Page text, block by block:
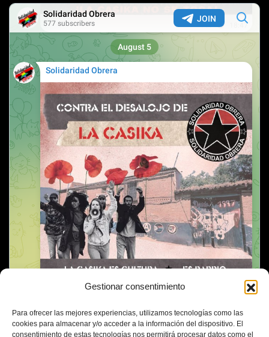
Gestionar consentimiento
Para ofrecer las mejores experiencias, utilizamos tecnologías como las
cookies para almacenar y/o acceder a la información del dispositivo. El
consentimiento de estas tecnologías nos permitirá procesar datos como el